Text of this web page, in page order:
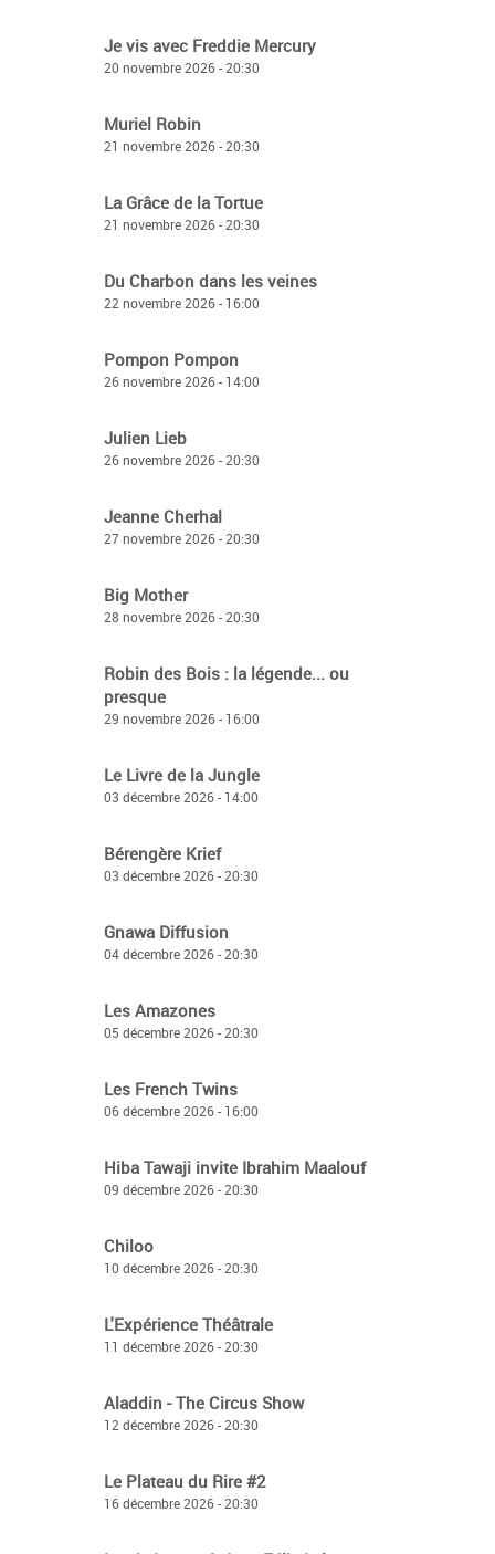
Je vis avec Freddie Mercury
20 novembre 2026 - 20:30
Muriel Robin
21 novembre 2026 - 20:30
La Grâce de la Tortue
21 novembre 2026 - 20:30
Du Charbon dans les veines
22 novembre 2026 - 16:00
Pompon Pompon
26 novembre 2026 - 14:00
Julien Lieb
26 novembre 2026 - 20:30
Jeanne Cherhal
27 novembre 2026 - 20:30
Big Mother
28 novembre 2026 - 20:30
Robin des Bois : la légende... ou
presque
29 novembre 2026 - 16:00
Le Livre de la Jungle
03 décembre 2026 - 14:00
Bérengère Krief
03 décembre 2026 - 20:30
Gnawa Diffusion
04 décembre 2026 - 20:30
Les Amazones
05 décembre 2026 - 20:30
Les French Twins
06 décembre 2026 - 16:00
Hiba Tawaji invite Ibrahim Maalouf
09 décembre 2026 - 20:30
Chiloo
10 décembre 2026 - 20:30
L'Expérience Théâtrale
11 décembre 2026 - 20:30
Aladdin - The Circus Show
12 décembre 2026 - 20:30
Le Plateau du Rire #2
16 décembre 2026 - 20:30